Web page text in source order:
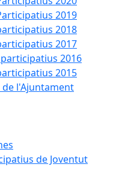
2019
2018
2017
2016
2015
de l'Ajuntament
de Joventut